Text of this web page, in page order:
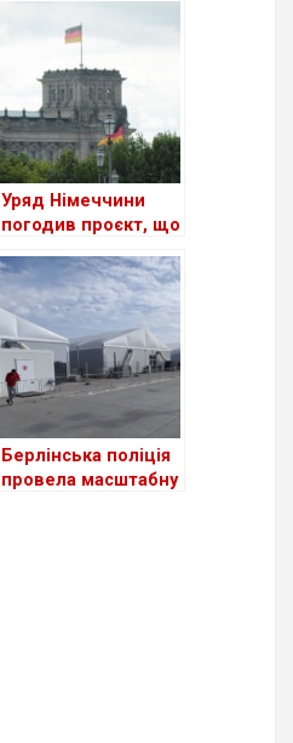
притулку: чи
стосується це
українців?
Уряд Німеччини
погодив проєкт, що
до ринку праці для
мігрантів
Берлінська поліція
провела масштабну